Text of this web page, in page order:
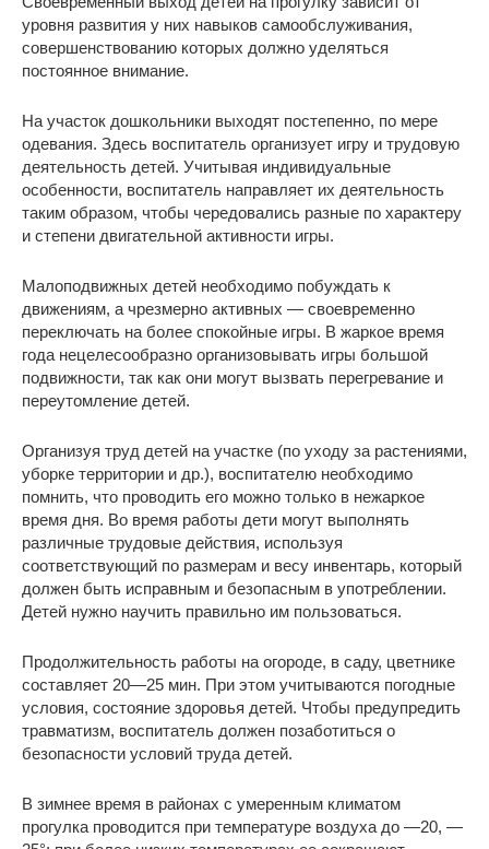
уровня развития у них навыков самообслуживания,
совершенствованию которых должно уделяться
постоянное внимание.
На участок дошкольники выходят постепенно, по мере
одевания. Здесь воспитатель организует игру и трудовую
деятельность детей. Учитывая индивидуальные
особенности, воспитатель направляет их деятельность
таким образом, чтобы чередовались разные по характеру
и степени двигательной активности игры.
Малоподвижных детей необходимо побуждать к
движениям, а чрезмерно активных — своевременно
переключать на более спокойные игры. В жаркое время
года нецелесообразно организовывать игры большой
подвижности, так как они могут вызвать перегревание и
переутомление детей.
Организуя труд детей на участке (по уходу за растениями,
уборке территории и др.), воспитателю необходимо
помнить, что проводить его можно только в нежаркое
время дня. Во время работы дети могут выполнять
различные трудовые действия, используя
соответствующий по размерам и весу инвентарь, который
должен быть исправным и безопасным в употреблении.
Детей нужно научить правильно им пользоваться.
Продолжительность работы на огороде, в саду, цветнике
составляет 20—25 мин. При этом учитываются погодные
условия, состояние здоровья детей. Чтобы предупредить
травматизм, воспитатель должен позаботиться о
безопасности условий труда детей.
В зимнее время в районах с умеренным климатом
прогулка проводится при температуре воздуха до —20, —